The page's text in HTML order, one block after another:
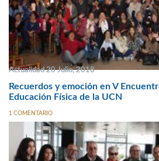
Actualidad 20 Julio, 2018
Recuerdos y emoción en V
Educación Física de la UCN
1 COMENTARIO